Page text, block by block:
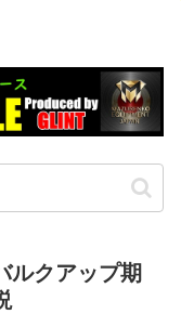
ルクアップ期